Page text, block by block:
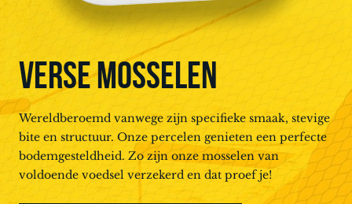
VERSE MOSSELEN
Wereldberoemd vanwege zijn specifieke smaak, stevige
bite en structuur. Onze percelen genieten een perfecte
bodemgesteldheid. Zo zijn onze mosselen van
voldoende voedsel verzekerd en dat proef je!